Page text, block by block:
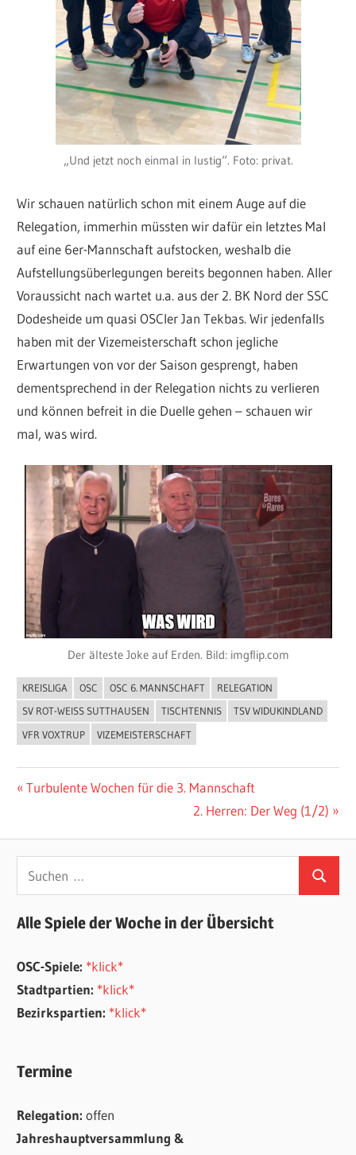
„Und jetzt noch einmal in lustig“. Foto: privat.
Wir schauen natürlich schon mit einem Auge auf die
Relegation, immerhin müssten wir dafür ein letztes Mal
auf eine 6er-Mannschaft aufstocken, weshalb die
Aufstellungsüberlegungen bereits begonnen haben. Aller
Voraussicht nach wartet u.a. aus der 2. BK Nord der SSC
Dodesheide um quasi OSCler Jan Tekbas. Wir jedenfalls
haben mit der Vizemeisterschaft schon jegliche
Erwartungen von vor der Saison gesprengt, haben
dementsprechend in der Relegation nichts zu verlieren
und können befreit in die Duelle gehen – schauen wir
mal, was wird.
Der älteste Joke auf Erden. Bild: imgflip.com
ALLGEMEIN
KREISLIGA OSC OSC 6. MANNSCHAFT
RELEGATION
SV ROT-WEISS SUTTHAUSEN
TISCHTENNIS
TSV WIDUKINDLAND
VFR VOXTRUP
VIZEMEISTERSCHAFT
Beitragsnavigation
Vorheriger
Turbulente Wochen für die 3. Mannschaft
Nächster
2. Herren: Der Weg (1/2)
Suchen
nach:
Suchen
Alle Spiele der Woche in der Übersicht
OSC-Spiele: *klick*
Stadtpartien: *klick*
Bezirkspartien: *klick*
Termine
Relegation:offen
Jahreshauptversammlung &